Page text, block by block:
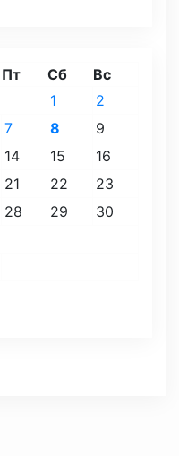
Пт Сб Вс
1
2
7 8
9
14 15
16
21 22
23
28 29
30